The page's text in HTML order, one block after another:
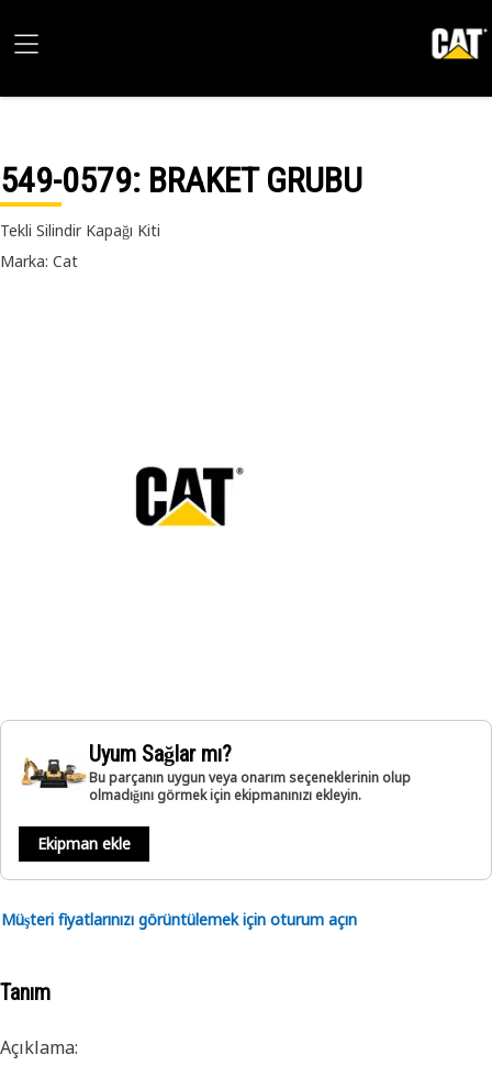
549-0579: BRAKET GRUBU
Tekli Silindir Kapağı Kiti
Marka: Cat
Uyum Sağlar mı?
Bu parçanın uygun veya onarım seçeneklerinin olup
olmadığını görmek için ekipmanınızı ekleyin.
Ekipman ekle
Müşteri fiyatlarınızı görüntülemek için oturum açın
Tanım
Açıklama: